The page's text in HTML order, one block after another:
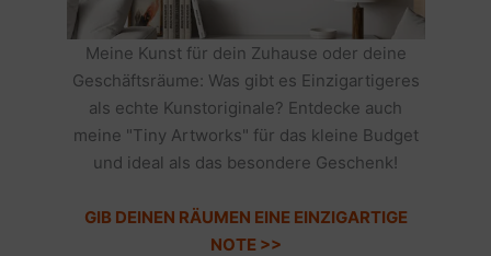
Meine Kunst für dein Zuhause oder deine
Geschäftsräume: Was gibt es Einzigartigeres
als echte Kunstoriginale? Entdecke auch
meine "Tiny Artworks" für das kleine Budget
und ideal als das besondere Geschenk!
GIB DEINEN RÄUMEN EINE EINZIGARTIGE
NOTE >>